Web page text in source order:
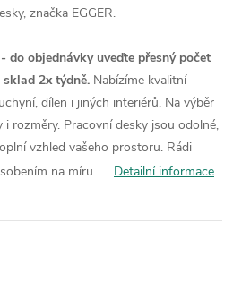
značka EGGER.
do objednávky uveďte přesný počet
2x týdně. Nabízíme kvalitní
dílen i jiných interiérů. Na výběr
rozměry. Pracovní desky jsou odolné,
vzhled vašeho prostoru. Rádi
na míru.
Detailní informace